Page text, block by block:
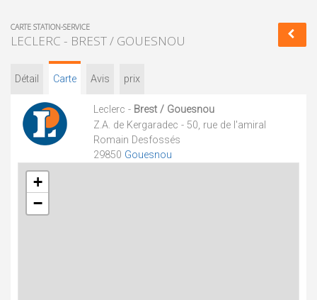
CARTE STATION-SERVICE
LECLERC - BREST / GOUESNOU
Détail Carte Avis prix
Leclerc - Brest / Gouesnou
Z.A. de Kergaradec - 50, rue de l'amiral
Romain Desfossés
29850 Gouesnou
+
−